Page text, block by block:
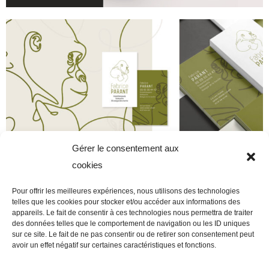
Gérer le consentement aux
cookies
Pour offrir les meilleures expériences, nous utilisons des technologies
telles que les cookies pour stocker et/ou accéder aux informations des
appareils. Le fait de consentir à ces technologies nous permettra de traiter
des données telles que le comportement de navigation ou les ID uniques
sur ce site. Le fait de ne pas consentir ou de retirer son consentement peut
avoir un effet négatif sur certaines caractéristiques et fonctions.